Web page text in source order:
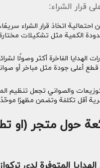
قرار الشراء:
اتخاذ قرار الشراء
الكمية مثل تشكيلات
الهدايا الفاخرة أكثر وصولًا
أعلى جودة مثل مباخر أو
والصواني تجعل تنظيم
أقل تكلفة وتضمن مظهرًا
حول متجر (او